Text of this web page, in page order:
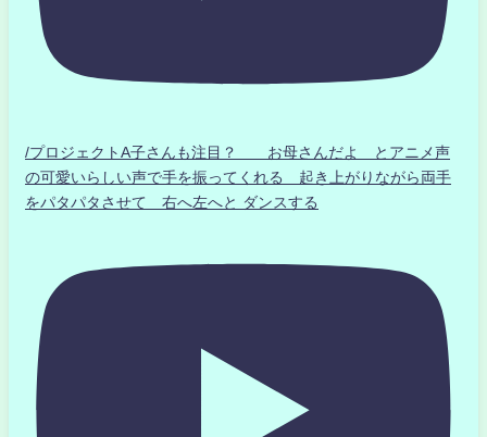
/プロジェクトA子さんも注目？ お母さんだよ とアニメ声
の可愛いらしい声で手を振ってくれる 起き上がりながら両手
をパタパタさせて 右へ左へと ダンスする